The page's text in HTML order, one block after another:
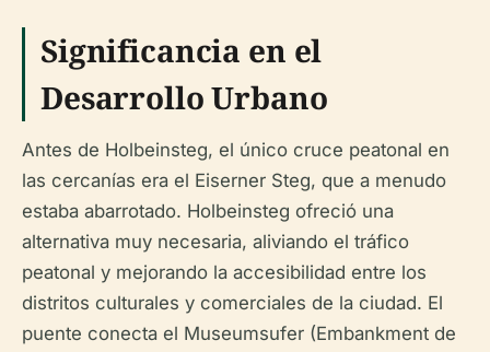
Significancia en el
Desarrollo Urbano
Antes de Holbeinsteg, el único cruce peatonal en
las cercanías era el Eiserner Steg, que a menudo
estaba abarrotado. Holbeinsteg ofreció una
alternativa muy necesaria, aliviando el tráfico
peatonal y mejorando la accesibilidad entre los
distritos culturales y comerciales de la ciudad. El
puente conecta el Museumsufer (Embankment de